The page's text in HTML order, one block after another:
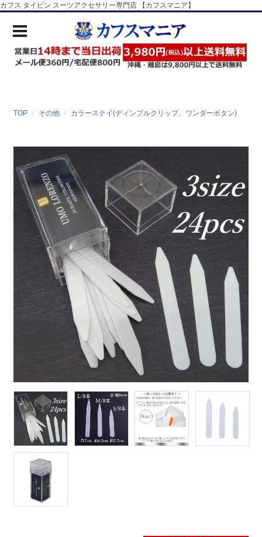
カフス タイピン スーツアクセサリー専門店 【カフスマニア】
TOP その他 カラーステイ(ディンプルクリップ、ワンダーボタン)